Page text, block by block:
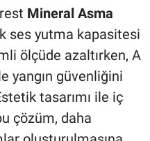
Mineral Asma
ses yutma kapasitesi
ölçüde azaltırken, A
yangın güvenliğini
tasarımı ile iç
çözüm, daha